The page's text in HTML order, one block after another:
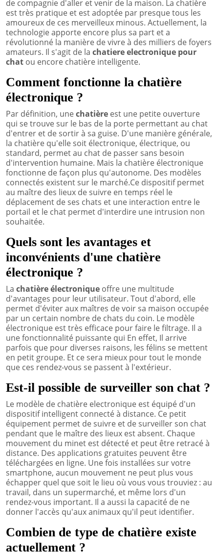
de compagnie d'aller et venir de la maison. La chatière
est très pratique et est adoptée par presque tous les
amoureux de ces merveilleux minous. Actuellement, la
technologie apporte encore plus sa part et a
révolutionné la manière de vivre à des milliers de foyers
amateurs. Il s'agit de la chatiere electronique pour
chat ou encore chatière intelligente.
Comment fonctionne la chatière
électronique ?
Par définition, unechatière est une petite ouverture
qui se trouve sur le bas de la porte permettant au chat
d'entrer et de sortir à sa guise. D'une manière générale,
la chatière qu'elle soit électronique, électrique, ou
standard, permet au chat de passer sans besoin
d'intervention humaine. Mais la chatière électronique
fonctionne de façon plus qu'autonome. Des modèles
connectés existent sur le marché.Ce dispositif permet
au maître des lieux de suivre en temps réel le
déplacement de ses chats et une interaction entre le
portail et le chat permet d'interdire une intrusion non
souhaitée.
Quels sont les avantages et
inconvénients d'une chatière
électronique ?
La chatière électronique offre une multitude
d'avantages pour leur utilisateur. Tout d'abord, elle
permet d'éviter aux maîtres de voir sa maison occupée
par un certain nombre de chats du coin. Le modèle
électronique est très efficace pour faire le filtrage. Il a
une fonctionnalité puissante qui En effet, Il arrive
parfois que pour diverses raisons, les félins se mettent
en petit groupe. Et ce sera mieux pour tout le monde
que ces rendez-vous se passent à l'extérieur.
Est-il possible de surveiller son chat ?
Le modèle de chatière electronique est équipé d'un
dispositif intelligent connecté à distance. Ce petit
équipement permet de suivre et de surveiller son chat
pendant que le maître des lieux est absent. Chaque
mouvement du minet est détecté et peut être retracé à
distance. Des applications gratuites peuvent être
téléchargées en ligne. Une fois installées sur votre
smartphone, aucun mouvement ne peut plus vous
échapper quel que soit le lieu où vous vous trouviez : au
travail, dans un supermarché, et même lors d'un
rendez-vous important. Il a aussi la capacité de ne
donner l'accès qu'aux animaux qu'il peut identifier.
Combien de type de chatière existe
actuellement ?